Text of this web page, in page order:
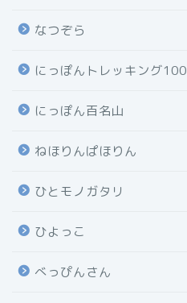
なつぞら
にっぽんトレッキング100
にっぽん百名山
ねほりんぱほりん
ひとモノガタリ
ひよっこ
べっぴんさん